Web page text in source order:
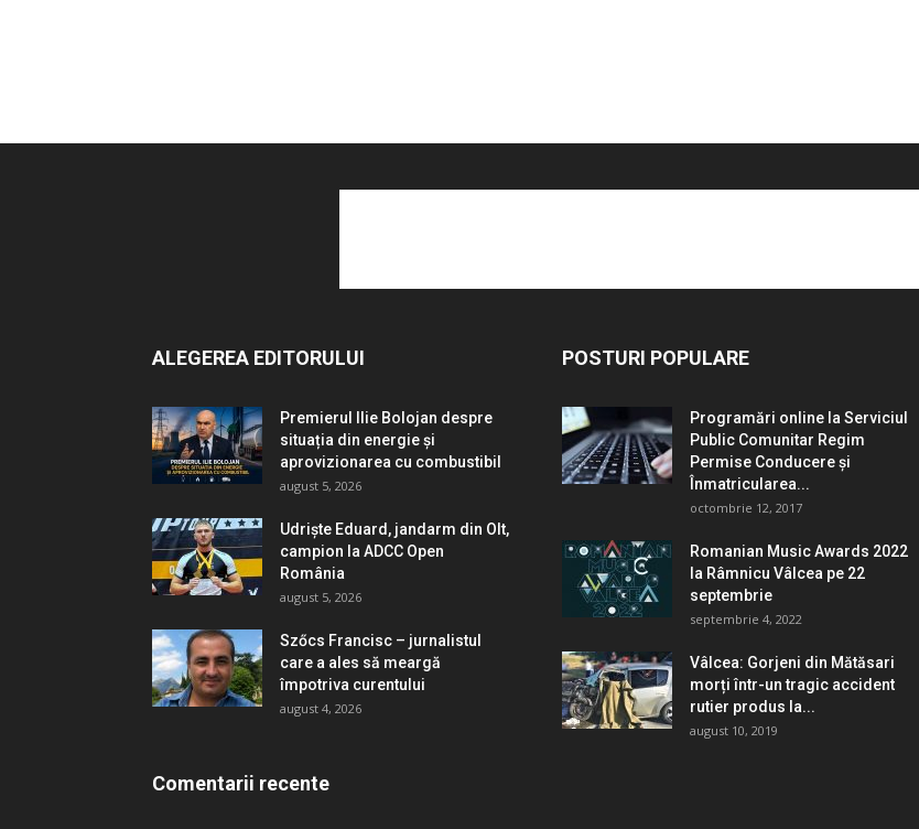
ALEGEREA EDITORULUI
Premierul Ilie Bolojan despre
situația din energie și
aprovizionarea cu combustibil
august 5, 2026
Udriște Eduard, jandarm din Olt,
campion la ADCC Open
România
august 5, 2026
Szőcs Francisc – jurnalistul
care a ales să meargă
împotriva curentului
august 4, 2026
Comentarii recente
POSTURI POPULARE
Programări online la Serviciul
Public Comunitar Regim
Permise Conducere şi
Înmatricularea...
octombrie 12, 2017
Romanian Music Awards 2022
la Râmnicu Vâlcea pe 22
septembrie
septembrie 4, 2022
Vâlcea: Gorjeni din Mătăsari
morți într-un tragic accident
rutier produs la...
august 10, 2019